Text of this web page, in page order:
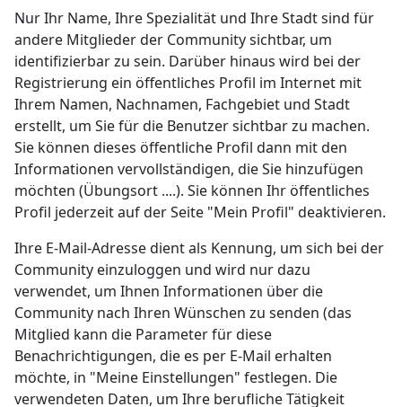
Nur Ihr Name, Ihre Spezialität und Ihre Stadt sind für
andere Mitglieder der Community sichtbar, um
identifizierbar zu sein. Darüber hinaus wird bei der
Registrierung ein öffentliches Profil im Internet mit
Ihrem Namen, Nachnamen, Fachgebiet und Stadt
erstellt, um Sie für die Benutzer sichtbar zu machen.
Sie können dieses öffentliche Profil dann mit den
Informationen vervollständigen, die Sie hinzufügen
möchten (Übungsort ....). Sie können Ihr öffentliches
Profil jederzeit auf der Seite "Mein Profil" deaktivieren.
Ihre E-Mail-Adresse dient als Kennung, um sich bei der
Community einzuloggen und wird nur dazu
verwendet, um Ihnen Informationen über die
Community nach Ihren Wünschen zu senden (das
Mitglied kann die Parameter für diese
Benachrichtigungen, die es per E-Mail erhalten
möchte, in "Meine Einstellungen" festlegen. Die
verwendeten Daten, um Ihre berufliche Tätigkeit